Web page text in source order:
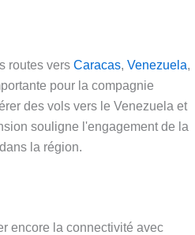
routes vers Caracas, Venezuela,
pour la compagnie
des vols vers le Venezuela et
souligne l'engagement de la
la région.
encore la connectivité avec